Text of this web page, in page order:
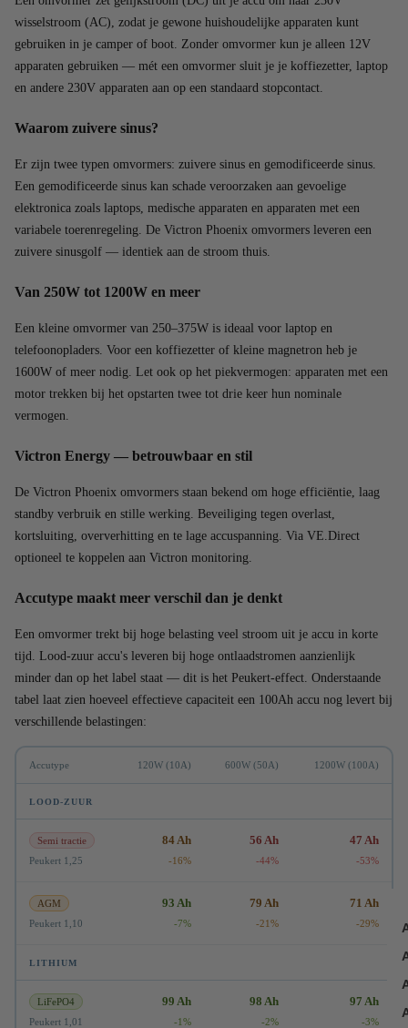
wisselstroom (AC), zodat je gewone huishoudelijke apparaten kunt
gebruiken in je camper of boot. Zonder omvormer kun je alleen 12V
apparaten gebruiken — mét een omvormer sluit je je koffiezetter, laptop
en andere 230V apparaten aan op een standaard stopcontact.
Waarom zuivere sinus?
Er zijn twee typen omvormers: zuivere sinus en gemodificeerde sinus.
Een gemodificeerde sinus kan schade veroorzaken aan gevoelige
elektronica zoals laptops, medische apparaten en apparaten met een
variabele toerenregeling. De Victron Phoenix omvormers leveren een
zuivere sinusgolf — identiek aan de stroom thuis.
Van 250W tot 1200W en meer
Een kleine omvormer van 250–375W is ideaal voor laptop en
telefoonopladers. Voor een koffiezetter of kleine magnetron heb je
1600W of meer nodig. Let ook op het piekvermogen: apparaten met een
motor trekken bij het opstarten twee tot drie keer hun nominale
vermogen.
Victron Energy — betrouwbaar en stil
De Victron Phoenix omvormers staan bekend om hoge efficiëntie, laag
standby verbruik en stille werking. Beveiliging tegen overlast,
kortsluiting, oververhitting en te lage accuspanning. Via VE.Direct
optioneel te koppelen aan Victron monitoring.
Accutype maakt meer verschil dan je denkt
Een omvormer trekt bij hoge belasting veel stroom uit je accu in korte
tijd. Lood-zuur accu's leveren bij hoge ontlaadstromen aanzienlijk
minder dan op het label staat — dit is het Peukert-effect. Onderstaande
tabel laat zien hoeveel effectieve capaciteit een 100Ah accu nog levert bij
verschillende belastingen:
Accutype 120W (10A) 600W (50A) 1200W (100A)
LOOD-ZUUR
Semi tractie
Peukert 1,25
84 Ah
-16%
56 Ah
-44%
47 Ah
-53%
AGM
Peukert 1,10
93 Ah
-7%
79 Ah
-21%
71 Ah
-29%
LITHIUM
LiFePO4
Peukert 1,01
99 Ah
-1%
98 Ah
-2%
97 Ah
-3%